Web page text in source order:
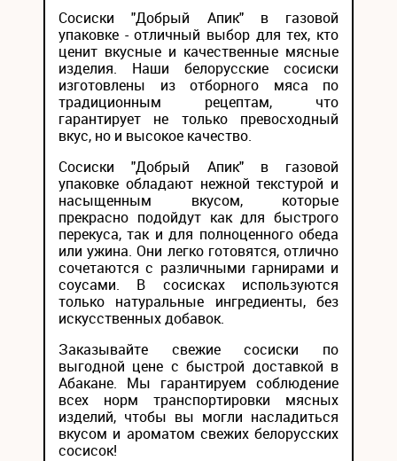
Сосиски "Добрый Апик" в газовой
упаковке - отличный выбор для тех, кто
ценит вкусные и качественные мясные
изделия. Наши белорусские сосиски
изготовлены из отборного мяса по
традиционным рецептам, что
гарантирует не только превосходный
вкус, но и высокое качество.
Сосиски "Добрый Апик" в газовой
упаковке обладают нежной текстурой и
насыщенным вкусом, которые
прекрасно подойдут как для быстрого
перекуса, так и для полноценного обеда
или ужина. Они легко готовятся, отлично
сочетаются с различными гарнирами и
соусами. В сосисках используются
только натуральные ингредиенты, без
искусственных добавок.
Заказывайте свежие сосиски по
выгодной цене с быстрой доставкой в
Абакане. Мы гарантируем соблюдение
всех норм транспортировки мясных
изделий, чтобы вы могли насладиться
вкусом и ароматом свежих белорусских
сосисок!